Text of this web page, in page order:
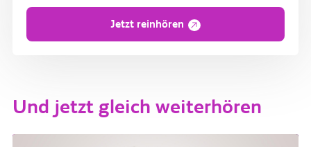
Jetzt reinhören
Und jetzt gleich weiterhören